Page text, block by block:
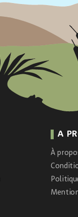
A
À